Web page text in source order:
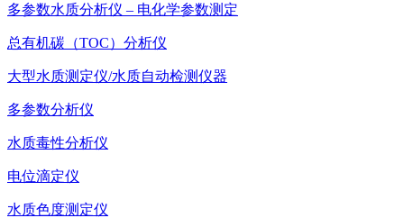
多参数水质分析仪 – 电化学参数测定
总有机碳（TOC）分析仪
大型水质测定仪/水质自动检测仪器
多参数分析仪
水质毒性分析仪
电位滴定仪
水质色度测定仪